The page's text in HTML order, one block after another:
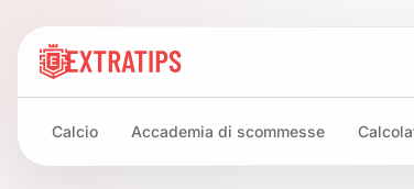
Calcio Accademia di scommesse